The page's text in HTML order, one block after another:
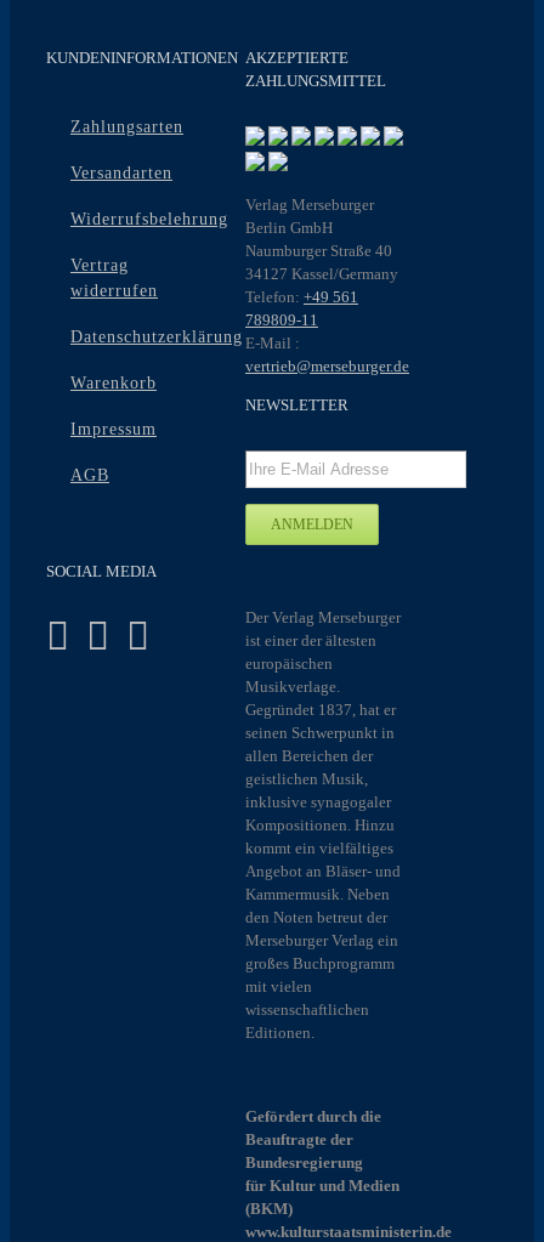
KUNDENINFORMATIONEN
Zahlungsarten
Versandarten
Widerrufsbelehrung
Vertrag
widerrufen
Datenschutzerklärung
Warenkorb
Impressum
AGB
SOCIAL MEDIA
AKZEPTIERTE
ZAHLUNGSMITTEL
Verlag Merseburger
Berlin GmbH
Naumburger Straße 40
34127 Kassel/Germany
Telefon: +49 561
789809-11
E-Mail :
vertrieb@merseburger.de
NEWSLETTER
Der Verlag Merseburger
ist einer der ältesten
europäischen
Musikverlage.
Gegründet 1837, hat er
seinen Schwerpunkt in
allen Bereichen der
geistlichen Musik,
inklusive synagogaler
Kompositionen. Hinzu
kommt ein vielfältiges
Angebot an Bläser- und
Kammermusik. Neben
den Noten betreut der
Merseburger Verlag ein
großes Buchprogramm
mit vielen
wissenschaftlichen
Editionen.
Gefördert durch die
Beauftragte der
Bundesregierung
für Kultur und Medien
(BKM)
www.kulturstaatsministerin.de